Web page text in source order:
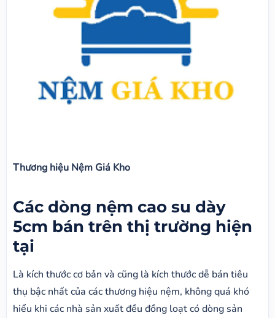
Thương hiệu Nệm Giá Kho
Các dòng nệm cao su dày
5cm bán trên thị trường hiện
tại
Là kích thước cơ bản và cũng là kích thước dễ bán tiêu
thụ bậc nhất của các thương hiệu nệm, không quá khó
hiểu khi các nhà sản xuất đều đồng loạt có dòng sản